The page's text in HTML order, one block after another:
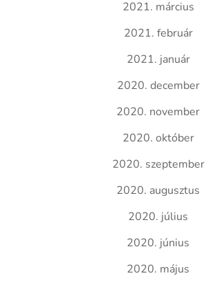
2021. március
2021. február
2021. január
2020. december
2020. november
2020. október
2020. szeptember
2020. augusztus
2020. július
2020. június
2020. május